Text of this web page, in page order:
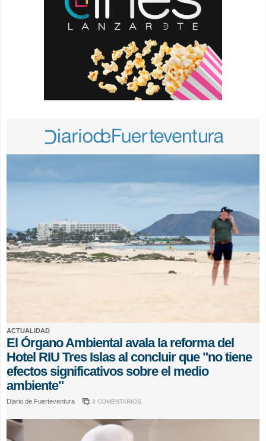
ACTUALIDAD
El Órgano Ambiental avala la reforma del
Hotel RIU Tres Islas al concluir que "no tiene
efectos significativos sobre el medio
ambiente"
Diario de Fuerteventura 3 COMENTARIOS